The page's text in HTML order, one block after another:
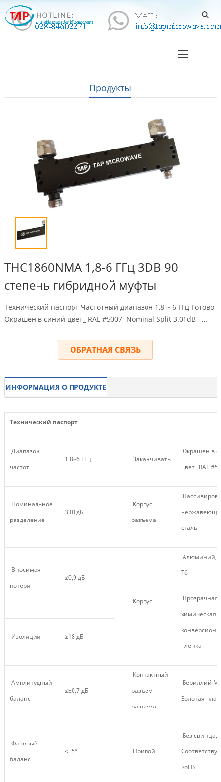
Продукты
THC1860NMA 1,8-6 ГГц 3DB 90
степень гибридной муфты
Технический паспорт Частотный диапазон 1,8 ~ 6 ГГц Готово
Окрашен в синий цвет_ RAL #5007 Nominal Split 3.01dB ...
ОБРАТНАЯ СВЯЗЬ
ИНФОРМАЦИЯ О ПРОДУКТЕ
Технический паспорт
Диапазон
частот
1.8~6 ГГц Заканчивать
Окрашен в
цвет_ RAL
Номинальное
разделение
3.01дБ
Корпус
разъема
сталь
Вносимая
потеря
≤0,9 дБ
Корпус
Алюминий,
Т6
Прозрачная
химическая
пленка
Изоляция ≥18 дБ
Амплитудный
баланс
≤±0,7 дБ
Контактный
разъем
разъема
Бериллий
Золотая
Фазовый
баланс
≤±5° Припой
Без свинца,
RoHS